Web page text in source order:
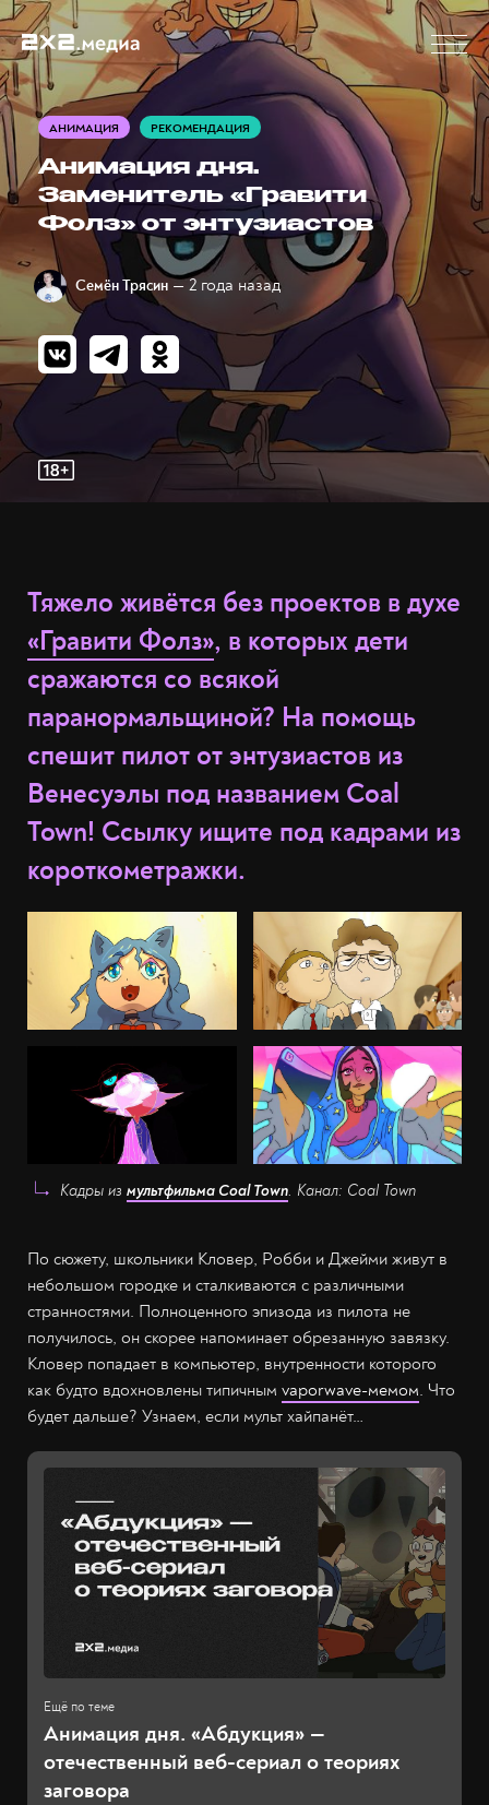
АНИМАЦИЯ РЕКОМЕНДАЦИЯ
Анимация дня.
Заменитель «Гравити
Фолз» от энтузиастов
Семён Трясин — 2 года назад
Тяжело живётся без проектов в духе
«Гравити Фолз», в которых дети
сражаются со всякой
паранормальщиной? На помощь
спешит пилот от энтузиастов из
Венесуэлы под названием Coal
Town! Ссылку ищите под кадрами из
короткометражки.
Кадры из мультфильма Coal Town. Канал: Coal Town
По сюжету, школьники Кловер, Робби и Джейми живут в
небольшом городке и сталкиваются с различными
странностями. Полноценного эпизода из пилота не
получилось, он скорее напоминает обрезанную завязку.
Кловер попадает в компьютер, внутренности которого
как будто вдохновлены типичным vaporwave-мемом. Что
будет дальше? Узнаем, если мульт хайпанёт…
Анимация дня. «Абдукция» —
отечественный веб-сериал о теориях
заговора